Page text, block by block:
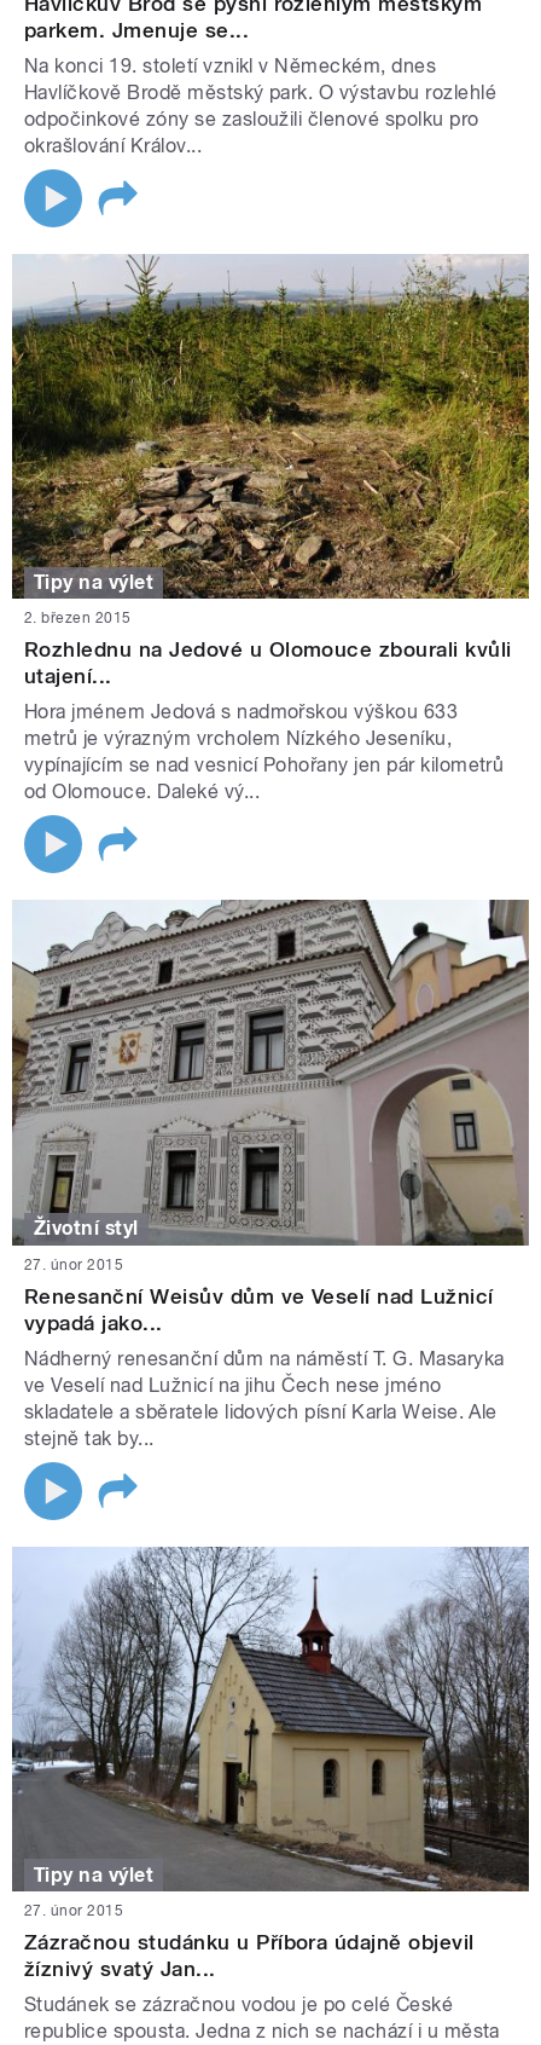
parkem. Jmenuje se...
Na konci 19. století vznikl v Německém, dnes
Havlíčkově Brodě městský park. O výstavbu rozlehlé
odpočinkové zóny se zasloužili členové spolku pro
okrašlování Králov...
Tipy na výlet
2. březen 2015
Rozhlednu na Jedové u Olomouce zbourali kvůli
utajení...
Hora jménem Jedová s nadmořskou výškou 633
metrů je výrazným vrcholem Nízkého Jeseníku,
vypínajícím se nad vesnicí Pohořany jen pár kilometrů
od Olomouce. Daleké vý...
Životní styl
27. únor 2015
Renesanční Weisův dům ve Veselí nad Lužnicí
vypadá jako...
Nádherný renesanční dům na náměstí T. G. Masaryka
ve Veselí nad Lužnicí na jihu Čech nese jméno
skladatele a sběratele lidových písní Karla Weise. Ale
stejně tak by...
Tipy na výlet
27. únor 2015
Zázračnou studánku u Příbora údajně objevil
žíznivý svatý Jan...
Studánek se zázračnou vodou je po celé České
republice spousta. Jedna z nich se nachází i u města